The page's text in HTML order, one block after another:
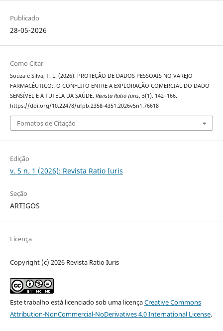
Publicado
28-05-2026
Como Citar
Souza e Silva, T. L. (2026). PROTEÇÃO DE DADOS PESSOAIS NO VAREJO
FARMACÊUTICO:: O CONFLITO ENTRE A EXPLORAÇÃO COMERCIAL DO DADO
SENSÍVEL E A TUTELA DA SAÚDE. Revista Ratio Iuris, 5(1), 142–166.
https://doi.org/10.22478/ufpb.2358-4351.2026v5n1.76618
Fomatos de Citação
Edição
v. 5 n. 1 (2026): Revista Ratio Iuris
Seção
ARTIGOS
Licença
Copyright (c) 2026 Revista Ratio Iuris
Este trabalho está licenciado sob uma licençaCreative Commons
Attribution-NonCommercial-NoDerivatives 4.0 International License.